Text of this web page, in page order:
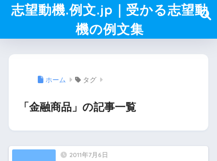
志望動機.例文.jp｜受かる志望動
機の例文集
ホーム タグ
「金融商品」の記事一覧
2011年7月6日